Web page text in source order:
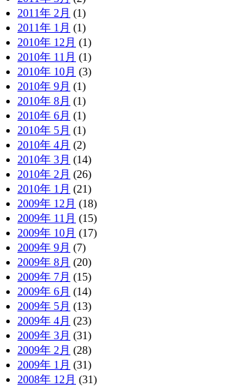
2011年 2月 (1)
2011年 1月 (1)
2010年 12月 (1)
2010年 11月 (1)
2010年 10月 (3)
2010年 9月 (1)
2010年 8月 (1)
2010年 6月 (1)
2010年 5月 (1)
2010年 4月 (2)
2010年 3月 (14)
2010年 2月 (26)
2010年 1月 (21)
2009年 12月 (18)
2009年 11月 (15)
2009年 10月 (17)
2009年 9月 (7)
2009年 8月 (20)
2009年 7月 (15)
2009年 6月 (14)
2009年 5月 (13)
2009年 4月 (23)
2009年 3月 (31)
2009年 2月 (28)
2009年 1月 (31)
2008年 12月 (31)